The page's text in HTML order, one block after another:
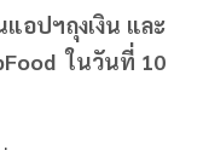
อปฯถุงเงิน และ
ในวันที่ 10